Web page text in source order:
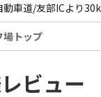
動車道/友部ICより
場 トップ
ビュー